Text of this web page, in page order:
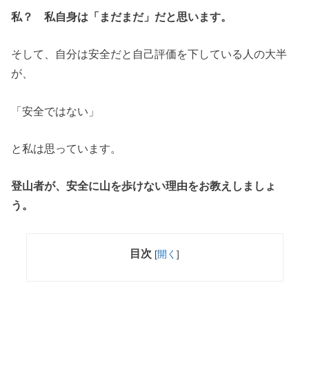
私？ 私自身は「まだまだ」だと思います。
そして、自分は安全だと自己評価を下している人の大半
が、
「安全ではない」
と私は思っています。
登山者が、安全に山を歩けない理由をお教えしましょ
う。
目次 [開く ]